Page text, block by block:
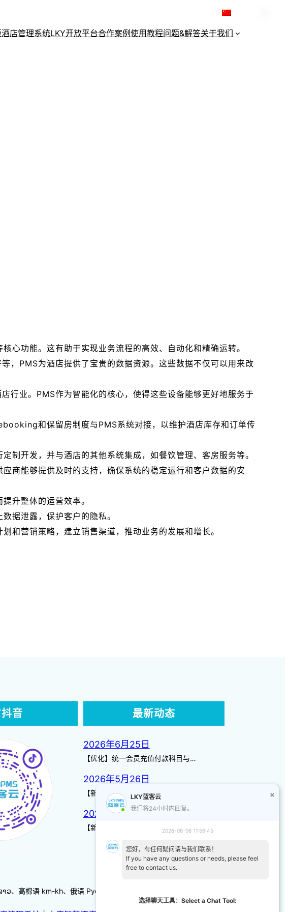
酒店管理系统LKY开放平台合作案例使用教程问题&解答关于我们
心功能。这有助于实现业务流程的高效、自动化和精确运转。
，PMS为酒店提供了宝贵的数据资源。这些数据不仅可以用来改
行业。PMS作为智能化的核心，使得这些设备能够更好地服务于
和保留房制度与PMS系统对接，以维护酒店库存和订单传
制开发，并与酒店的其他系统集成，如餐饮管理、客房服务等。
商能够提供及时的支持，确保系统的稳定运行和客户数据的安
升整体的运营效率。
据泄露，保护客户的隐私。
和营销策略，建立销售渠道，推动业务的发展和增长。
音 最新动态
2026年6月25日
【优化】统一会员充值付款科目与…
2026年5月26日
【新增】自定义储值金额 背景案…
2026年3月14日
【新增】页面图标 【优化】日历…
、高棉语 km-kh、俄语 Русский 、韩语/朝鲜语한국어、日本語
LKY蓝客云
我们将24小时内回复。
2026-08-06 11:59:45
您好，有任何疑问请与我们联系！
If you have any questions or needs, please feel
free to contact us.
选择聊天工具：Select a Chat Tool: